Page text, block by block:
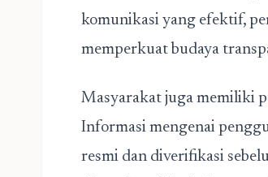
komunikasi yang efektif,
memperkuat budaya
Masyarakat juga memiliki
Informasi mengenai
resmi dan diverifikasi